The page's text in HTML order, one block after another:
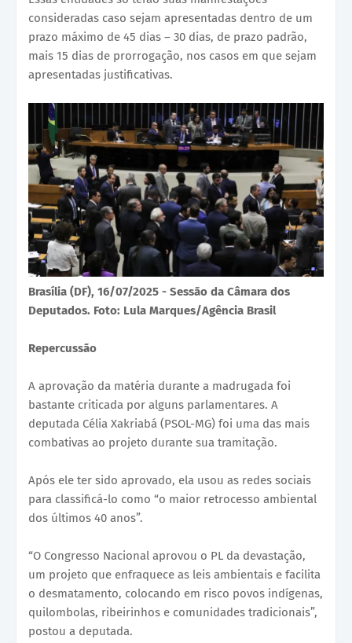
consideradas caso sejam apresentadas dentro de um
prazo máximo de 45 dias – 30 dias, de prazo padrão,
mais 15 dias de prorrogação, nos casos em que sejam
apresentadas justificativas.
Brasília (DF), 16/07/2025 - Sessão da Câmara dos
Deputados. Foto: Lula Marques/Agência Brasil
Repercussão
A aprovação da matéria durante a madrugada foi
bastante criticada por alguns parlamentares. A
deputada Célia Xakriabá (PSOL-MG) foi uma das mais
combativas ao projeto durante sua tramitação.
Após ele ter sido aprovado, ela usou as redes sociais
para classificá-lo como “o maior retrocesso ambiental
dos últimos 40 anos”.
“O Congresso Nacional aprovou o PL da devastação,
um projeto que enfraquece as leis ambientais e facilita
o desmatamento, colocando em risco povos indígenas,
quilombolas, ribeirinhos e comunidades tradicionais”,
postou a deputada.